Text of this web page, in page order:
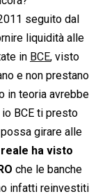
seguito dal
liquidità alle
in BCE, visto
e non prestano
in teoria avrebbe
BCE ti presto
girare alle
reale ha visto
che le banche
infatti reinvestiti